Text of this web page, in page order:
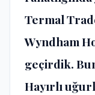
Termal
Wyndham
geçirdik.
Hayırlı